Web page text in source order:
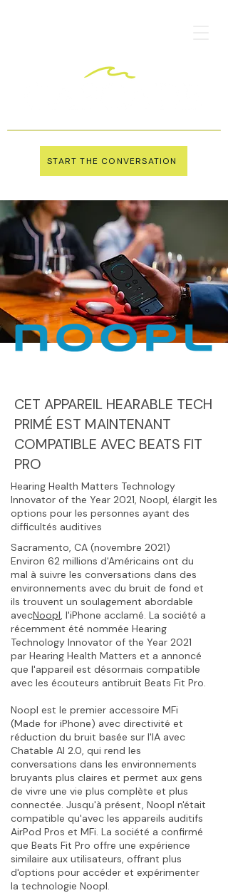
START THE CONVERSATION
CET APPAREIL HEARABLE TECH
PRIMÉ EST MAINTENANT
COMPATIBLE AVEC BEATS FIT
PRO
Hearing Health Matters Technology
Innovator of the Year 2021, Noopl, élargit les
options pour les personnes ayant des
difficultés auditives
Sacramento, CA (novembre 2021)
Environ 62 millions d'Américains ont du
mal à suivre les conversations dans des
environnements avec du bruit de fond et
ils trouvent un soulagement abordable
avecNoopl, l'iPhone acclamé. La société a
récemment été nommée Hearing
Technology Innovator of the Year 2021
par Hearing Health Matters et a annoncé
que l'appareil est désormais compatible
avec les écouteurs antibruit Beats Fit Pro.
Noopl est le premier accessoire MFi
(Made for iPhone) avec directivité et
réduction du bruit basée sur l'IA avec
Chatable AI 2.0, qui rend les
conversations dans les environnements
bruyants plus claires et permet aux gens
de vivre une vie plus complète et plus
connectée. Jusqu'à présent, Noopl n'était
compatible qu'avec les appareils auditifs
AirPod Pros et MFi. La société a confirmé
que Beats Fit Pro offre une expérience
similaire aux utilisateurs, offrant plus
d'options pour accéder et expérimenter
la technologie Noopl.